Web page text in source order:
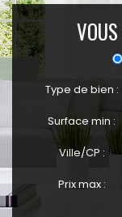
Type de bien :
Surface min :
Ville/CP :
Prix max :